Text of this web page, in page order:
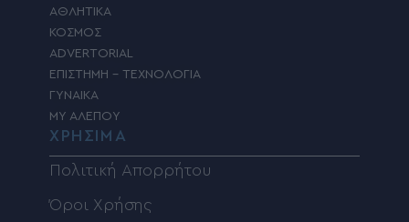
ΑΘΛΗΤΙΚΑ
ΚΟΣΜΟΣ
ADVERTORIAL
ΕΠΙΣΤΗΜΗ – ΤΕΧΝΟΛΟΓΙΑ
ΓΥΝΑΙΚΑ
MY ΑΛΕΠΟΥ
ΧΡΗΣΙΜΑ
Πολιτική Απορρήτου
Όροι Χρήσης